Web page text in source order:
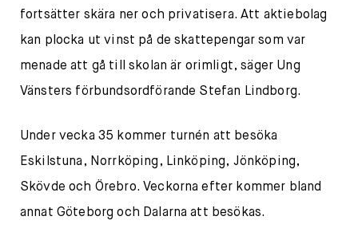
fortsätter skära ner och privatisera. Att aktiebolag
kan plocka ut vinst på de skattepengar som var
menade att gå till skolan är orimligt, säger Ung
Vänsters förbundsordförande Stefan Lindborg.
Under vecka 35 kommer turnén att besöka
Eskilstuna, Norrköping, Linköping, Jönköping,
Skövde och Örebro. Veckorna efter kommer bland
annat Göteborg och Dalarna att besökas.